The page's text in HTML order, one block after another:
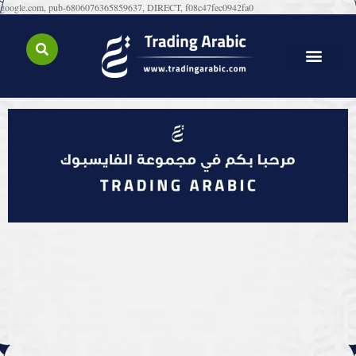
google.com, pub-6806076365859637, DIRECT, f08c47fec0942fa0